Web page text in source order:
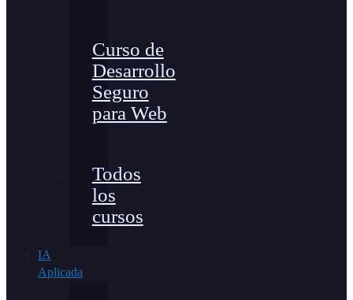
Curso de
Desarrollo
Seguro
para Web
Todos
los
cursos
IA
Aplicada